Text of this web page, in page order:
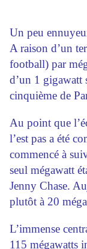
Un peu
A raison d’un
football) par
d’un 1 gigawatt
cinquième de
Au point que
l’est pas a été
commencé à
seul mégawatt
Jenny Chase.
plutôt à 20
L’immense
115 mégawatts